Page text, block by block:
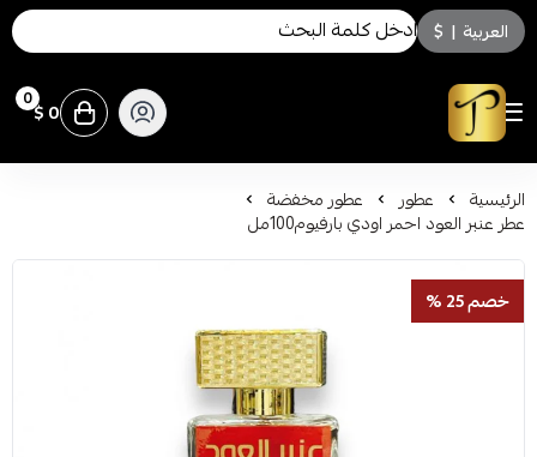
العربية |
$
توسكاني للعطور
0 0 $
الرئيسية عطور عطور مخفضة
عطر عنبر العود احمر اودي بارفيوم100مل
خصم 25 %